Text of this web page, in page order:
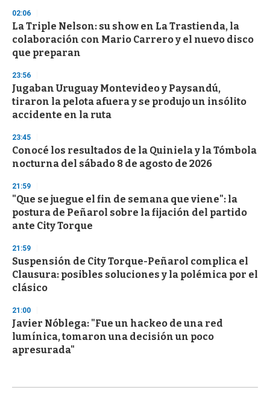
02:06
La Triple Nelson: su show en La Trastienda, la
colaboración con Mario Carrero y el nuevo disco
que preparan
23:56
Jugaban Uruguay Montevideo y Paysandú,
tiraron la pelota afuera y se produjo un insólito
accidente en la ruta
23:45
Conocé los resultados de la Quiniela y la Tómbola
nocturna del sábado 8 de agosto de 2026
21:59
"Que se juegue el fin de semana que viene": la
postura de Peñarol sobre la fijación del partido
ante City Torque
21:59
Suspensión de City Torque-Peñarol complica el
Clausura: posibles soluciones y la polémica por el
clásico
21:00
Javier Nóblega: "Fue un hackeo de una red
lumínica, tomaron una decisión un poco
apresurada"